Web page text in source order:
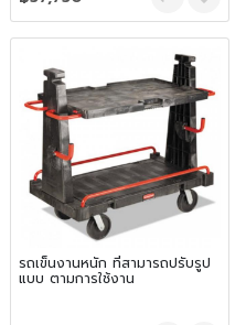
รถเข็นงานหนัก ที่สามารถปรับรูป
แบบ ตามการใช้งาน